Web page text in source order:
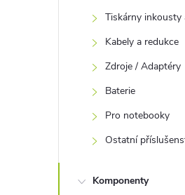
Tiskárny inkousty
Kabely a redukce
Zdroje / Adaptéry
Baterie
Pro notebooky
Ostatní
Komponenty